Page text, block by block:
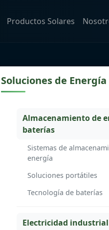
Productos Solares
Soluciones de Energía
Almacenamiento de
baterías
Sistemas de
energía
Soluciones portátiles
Tecnología de baterías
Electricidad industrial